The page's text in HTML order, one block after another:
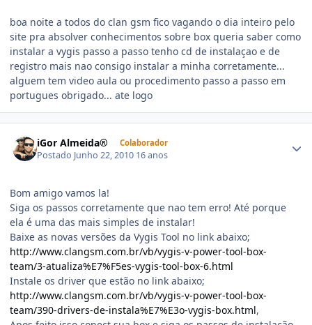
boa noite a todos do clan gsm fico vagando o dia inteiro pelo
site pra absolver conhecimentos sobre box queria saber como
instalar a vygis passo a passo tenho cd de instalaçao e de
registro mais nao consigo instalar a minha corretamente...
alguem tem video aula ou procedimento passo a passo em
portugues obrigado... ate logo
iGor Almeida® Colaborador
Postado Junho 22, 2010 16 anos
Bom amigo vamos la!
Siga os passos corretamente que nao tem erro! Até porque
ela é uma das mais simples de instalar!
Baixe as novas versões da Vygis Tool no link abaixo;
http://www.clangsm.com.br/vb/vygis-v-power-tool-box-
team/3-atualiza%E7%F5es-vygis-tool-box-6.html
Instale os driver que estão no link abaixo;
http://www.clangsm.com.br/vb/vygis-v-power-tool-box-
team/390-drivers-de-instala%E7%E3o-vygis-box.html,